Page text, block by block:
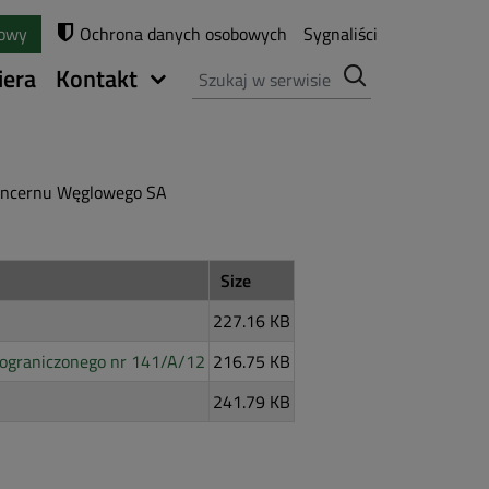
Ochrona danych osobowych Sygnaliści
Kontakt Szukaj
Węglowego SA
Size
227.16 KB
nr 141/A/12 216.75 KB
241.79 KB